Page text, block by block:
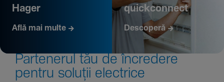
Hager
Află mai multe
quickconnect
Descoperă
Parte­nerul tău de încre­dere
pentru soluții electrice